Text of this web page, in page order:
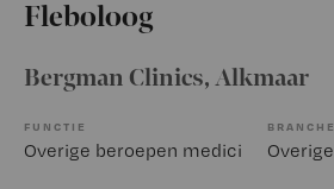
Fleboloog
Bergman Clinics, Alkmaar
FUNCTIE
Overige beroepen medici
BRANCHE
Overige